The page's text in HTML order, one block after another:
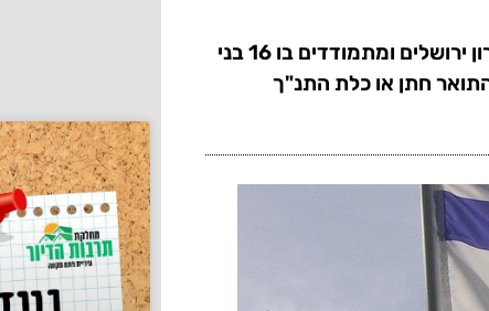
חידון התנ"ך העולמי ייערך היום (ג') יום העצמאות בתיאטרון ירושלים ומתמודדים בו 16 בני
הם יתחרו על התואר חתן או כלת התנ"ך